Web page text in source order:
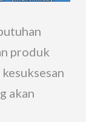
produk
akan